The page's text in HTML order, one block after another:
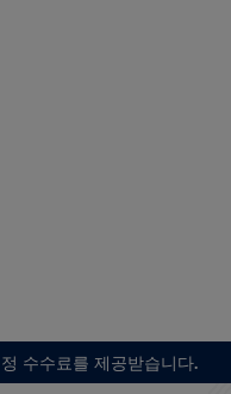
수수료를 제공받습니다.